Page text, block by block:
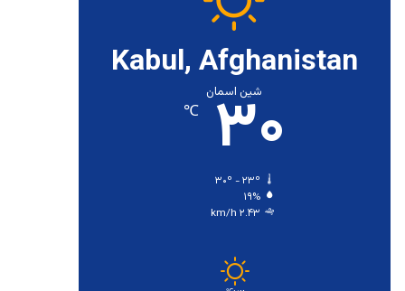
Kabul, Afghanistan
شین اسمان
۳۰ ℃
۱۹%
۲.۴۳ km/h